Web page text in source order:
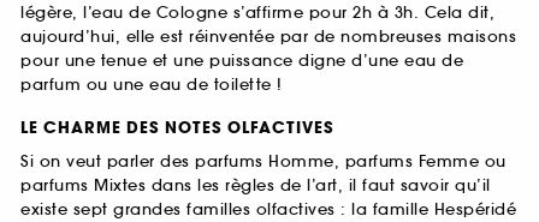
légère, l’eau de Cologne s’affirme pour 2h à 3h. Cela dit,
aujourd’hui, elle est réinventée par de nombreuses maisons
pour une tenue et une puissance digne d’une eau de
parfum ou une eau de toilette !
LE CHARME DES NOTES OLFACTIVES
Si on veut parler des parfums Homme, parfums Femme ou
parfums Mixtes dans les règles de l’art, il faut savoir qu’il
existe sept grandes familles olfactives : la famille Hespéridé